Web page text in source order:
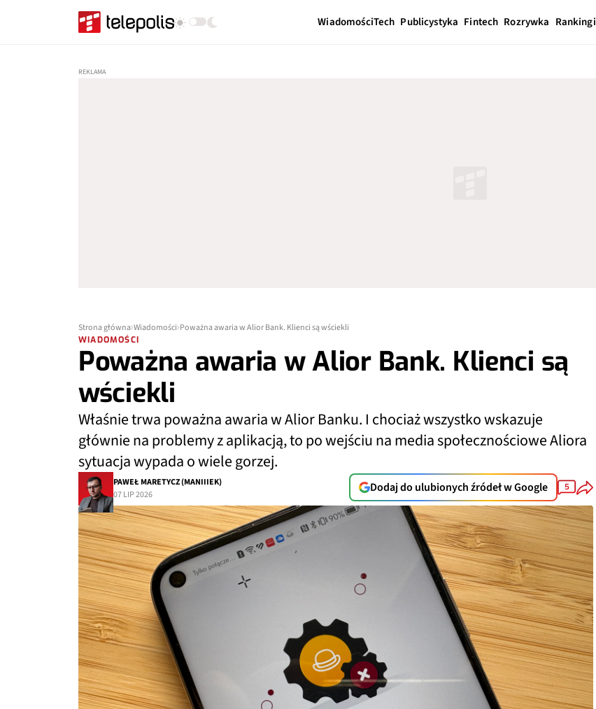
WiadomościTech Publicystyka Fintech Rozrywka Rankingi
Strona główna Wiadomości Poważna awaria w Alior Bank. Klienci są wściekli
WIADOMOŚCI
Poważna awaria w Alior Bank. Klienci są
wściekli
Właśnie trwa poważna awaria w Alior Banku. I chociaż wszystko wskazuje
głównie na problemy z aplikacją, to po wejściu na media społecznościowe Aliora
sytuacja wypada o wiele gorzej.
PAWEŁ MARETYCZ (MANIIIEK)
07 LIP 2026
Dodaj do ulubionych źródeł w Google 5